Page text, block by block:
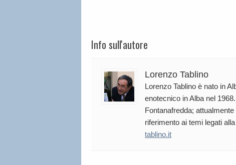
Info sull'autore
Lorenzo Tablino
Lorenzo Tablino è nato in
enotecnico in Alba nel
Fontanafredda;
riferimento ai temi legati
tablino.it